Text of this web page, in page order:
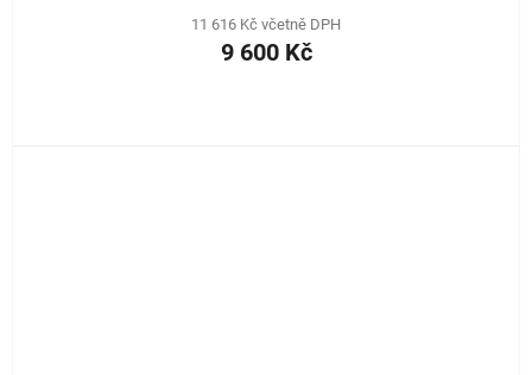
11 616 Kč včetně DPH
9 600 Kč